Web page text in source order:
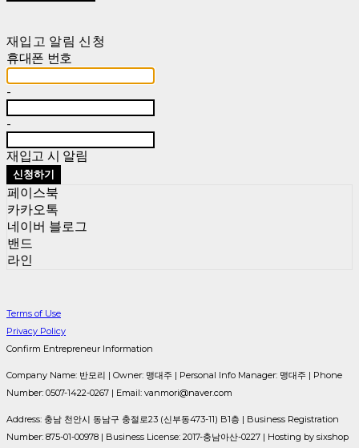
재입고 알림 신청
휴대폰 번호
-
-
재입고 시 알림
신청하기
페이스북
카카오톡
네이버 블로그
밴드
라인
Terms of Use
Privacy Policy
Confirm Entrepreneur Information
Company Name: 반모리 | Owner: 맹대주 | Personal Info Manager: 맹대주 | Phone
Number: 0507-1422-0267 | Email: vanmori@naver.com
Address: 충남 천안시 동남구 충절로23 (신부동473-11) B1층 | Business Registration
Number: 875-01-00978 | Business License: 2017-충남아산-0227 | Hosting by sixshop